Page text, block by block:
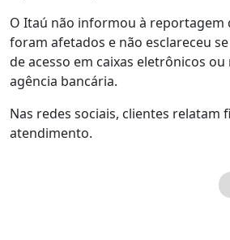
O Itaú não informou à reportagem
foram afetados e não esclareceu
de acesso em caixas eletrônicos ou
agência bancária.
Nas redes sociais, clientes relatam
atendimento.